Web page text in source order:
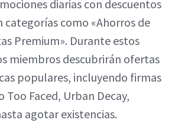
diarias con descuentos
categorías como «Ahorros de
Premium». Durante estos
miembros descubrirán ofertas
populares, incluyendo firmas
Too Faced, Urban Decay,
agotar existencias.